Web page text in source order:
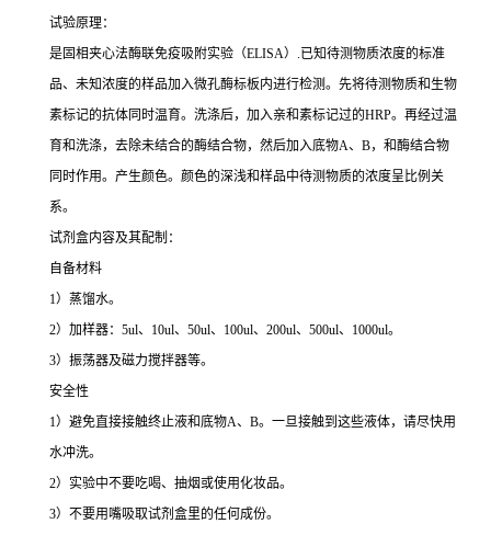
试验原理：
是固相夹心法酶联免疫吸附实验（ELISA）.已知待测物质浓度的标准
品、未知浓度的样品加入微孔酶标板内进行检测。先将待测物质和生物
素标记的抗体同时温育。洗涤后，加入亲和素标记过的HRP。再经过温
育和洗涤，去除未结合的酶结合物，然后加入底物A、B，和酶结合物
同时作用。产生颜色。颜色的深浅和样品中待测物质的浓度呈比例关
系。
试剂盒内容及其配制：
自备材料
1）蒸馏水。
2）加样器：5ul、10ul、50ul、100ul、200ul、500ul、1000ul。
3）振荡器及磁力搅拌器等。
安全性
1）避免直接接触终止液和底物A、B。一旦接触到这些液体，请尽快用
水冲洗。
2）实验中不要吃喝、抽烟或使用化妆品。
3）不要用嘴吸取试剂盒里的任何成份。